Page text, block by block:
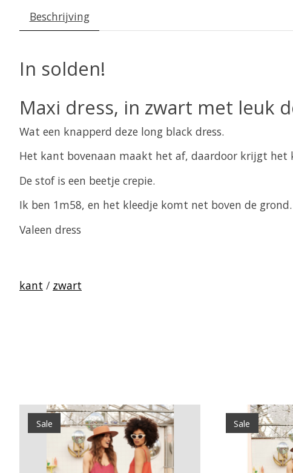
Beschrijving
In solden!
Maxi dress, in zwart met leuk
Wat een knapperd deze long black dress.
Het kant bovenaan maakt het af, daardoor krijgt het
De stof is een beetje crepie.
Ik ben 1m58, en het kleedje komt net boven de
Valeen dress
kant / zwart
Items van productcarrousel
Sale Sale